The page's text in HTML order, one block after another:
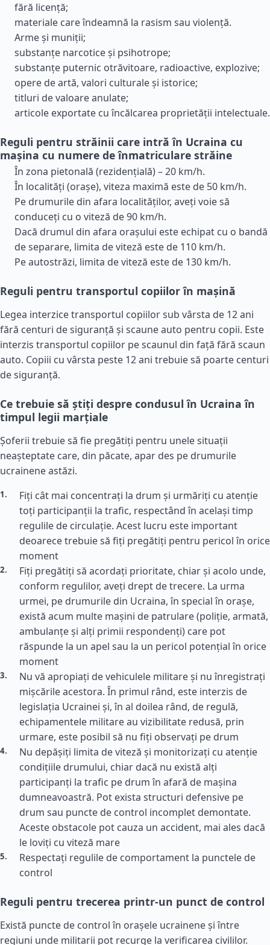
fără licență;
materiale care îndeamnă la rasism sau violență.
Arme și muniții;
substanțe narcotice și psihotrope;
substanțe puternic otrăvitoare, radioactive, explozive;
opere de artă, valori culturale și istorice;
titluri de valoare anulate;
articole exportate cu încălcarea proprietății intelectuale.
Reguli pentru străinii care intră în Ucraina cu
mașina cu numere de înmatriculare străine
În zona pietonală (rezidențială) – 20 km/h.
În localități (orașe), viteza maximă este de 50 km/h.
Pe drumurile din afara localităților, aveți voie să
conduceți cu o viteză de 90 km/h.
Dacă drumul din afara orașului este echipat cu o bandă
de separare, limita de viteză este de 110 km/h.
Pe autostrăzi, limita de viteză este de 130 km/h.
Reguli pentru transportul copiilor în mașină
Legea interzice transportul copiilor sub vârsta de 12 ani
fără centuri de siguranță și scaune auto pentru copii. Este
interzis transportul copiilor pe scaunul din față fără scaun
auto. Copiii cu vârsta peste 12 ani trebuie să poarte centuri
de siguranță.
Ce trebuie să știți despre condusul în Ucraina în
timpul legii marțiale
Șoferii trebuie să fie pregătiți pentru unele situații
neașteptate care, din păcate, apar des pe drumurile
ucrainene astăzi.
Fiți cât mai concentrați la drum și urmăriți cu atenție
toți participanții la trafic, respectând în același timp
regulile de circulație. Acest lucru este important
deoarece trebuie să fiți pregătiți pentru pericol în orice
moment
Fiți pregătiți să acordați prioritate, chiar și acolo unde,
conform regulilor, aveți drept de trecere. La urma
urmei, pe drumurile din Ucraina, în special în orașe,
există acum multe mașini de patrulare (poliție, armată,
ambulanțe și alți primii respondenți) care pot
răspunde la un apel sau la un pericol potențial în orice
moment
Nu vă apropiați de vehiculele militare și nu înregistrați
mișcările acestora. În primul rând, este interzis de
legislația Ucrainei și, în al doilea rând, de regulă,
echipamentele militare au vizibilitate redusă, prin
urmare, este posibil să nu fiți observați pe drum
Nu depășiți limita de viteză și monitorizați cu atenție
condițiile drumului, chiar dacă nu există alți
participanți la trafic pe drum în afară de mașina
dumneavoastră. Pot exista structuri defensive pe
drum sau puncte de control incomplet demontate.
Aceste obstacole pot cauza un accident, mai ales dacă
le loviți cu viteză mare
Respectați regulile de comportament la punctele de
control
Reguli pentru trecerea printr-un punct de control
Există puncte de control în orașele ucrainene și între
regiuni unde militarii pot recurge la verificarea civililor.